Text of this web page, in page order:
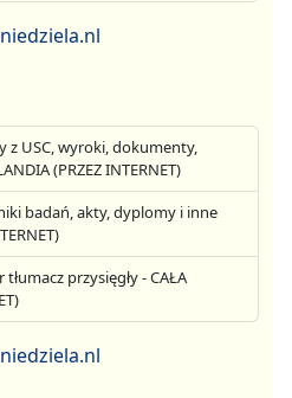
z USC, wyroki, dokumenty,
(PRZEZ INTERNET)
badań, akty, dyplomy i inne
przysięgły - CAŁA